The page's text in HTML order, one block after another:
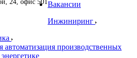
24, офис 501 Вакансии
Инжиниринг
автоматизация производственных